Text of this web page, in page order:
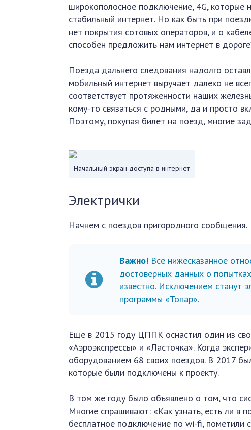
широкополосное подключение, 4G, которые
стабильный интернет. Но как быть при
нет покрытия сотовых операторов, и о
способен предложить нам интернет в
Поезда дальнего следования надолго
мобильный интернет выручает далеко не
соответствует протяженности наших
кому-то связаться с родными, да и просто
Поэтому, покупая билет на поезд, многие
Начальный экран доступа в интернет
Электрички
Начнем с поездов пригородного сообщения.
Важно! Все нижесказанное
достоверных данных о
известно. Исключением станут
программы «Топар».
Еще в 2015 году ЦППК оснастил один из
«Аэроэкспрессы» и «Ласточка». Когда
оборудованием 68 своих поездов. В 2017
которые были подключены к проекту.
В том же году было объявлено о том, что
Многие спрашивают: «Как узнать, есть ли в
бесплатное подключение по wi-fi, пометили